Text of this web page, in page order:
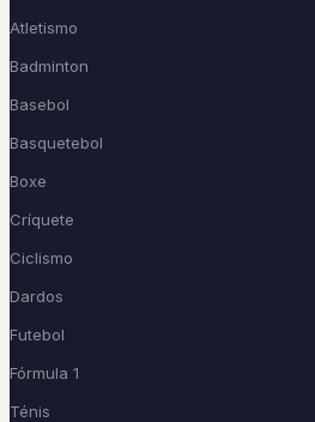
Atletismo
Badminton
Basebol
Basquetebol
Boxe
Críquete
Ciclismo
Dardos
Futebol
Fórmula 1
Ténis